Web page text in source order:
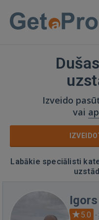
Izveido
vai
Labākie speciālisti
Igors
5.0 ·